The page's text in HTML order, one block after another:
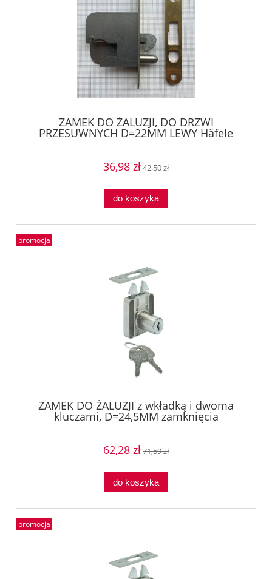
ZAMEK DO ŻALUZJI, DO DRZWI
PRZESUWNYCH D=22MM LEWY Häfele
36,98 zł42,50 zł
do koszyka
ZAMEK DO ŻALUZJI z wkładką i dwoma
kluczami, D=24,5MM zamknięcia
niepowtarzalne Häfele 23207700
62,28 zł71,59 zł
do koszyka
promocja
promocja